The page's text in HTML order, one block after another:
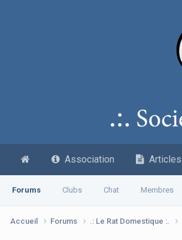
Association Articles
Forums Clubs Chat Membres
Accueil Forums .: Le Rat Domestique :.